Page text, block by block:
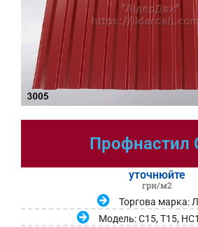
Профнастил
уточнюйте
грн/м2
Торгова марка:
Модель: С15, Т15,